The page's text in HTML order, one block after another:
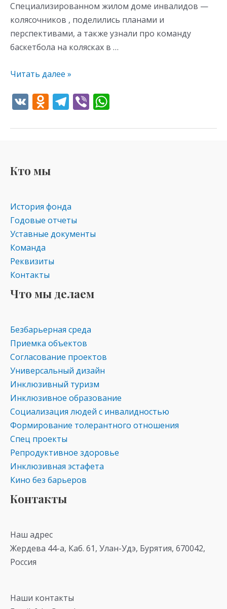
Специализированном жилом доме инвалидов —
колясочников , поделились планами и
перспективами, а также узнали про команду
баскетбола на колясках в …
Читать далее »
V O
n
kl
as
s
ni
ki
T
e
Vi
er at
Кто мы
История фонда
Годовые отчеты
Уставные документы
Команда
Реквизиты
Контакты
Что мы делаем
Безбарьерная среда
Приемка объектов
Согласование проектов
Универсальный дизайн
Инклюзивный туризм
Инклюзивное образование
Социализация людей с инвалидностью
Формирование толерантного отношения
Спец проекты
Репродуктивное здоровье
Инклюзивная эстафета
Кино без барьеров
Контакты
Наш адрес
Жердева 44-а, Каб. 61, Улан-Удэ, Бурятия, 670042,
Россия
Наши контакты